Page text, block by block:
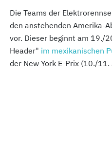
Die Teams der
den anstehenden Amerika-
vor. Dieser beginnt am 19./
Header" im mexikanischen
der New York E-Prix (10./